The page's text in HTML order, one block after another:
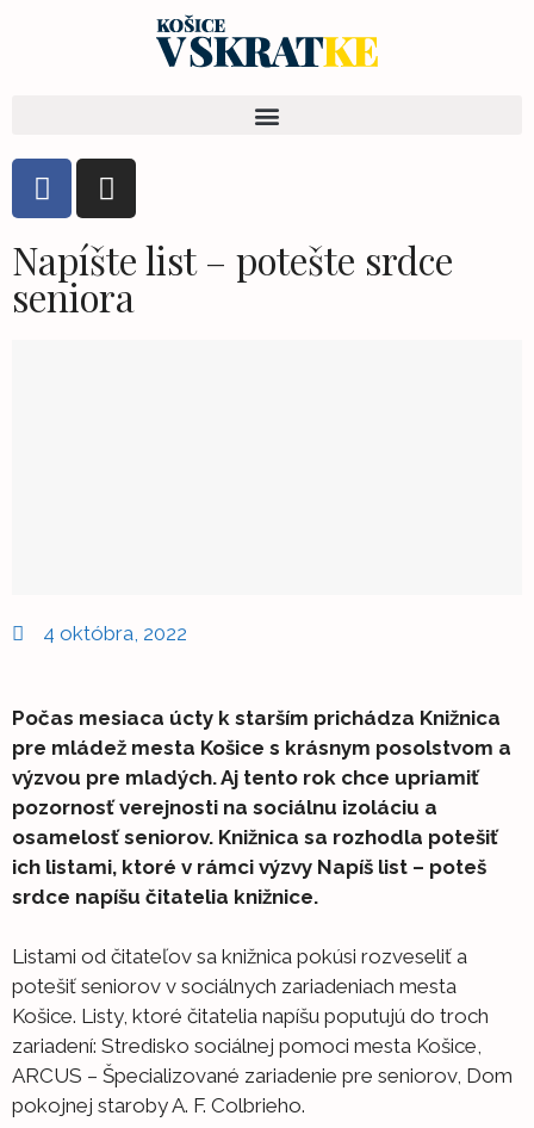
Napíšte list – potešte srdce
seniora
4 októbra, 2022
Počas mesiaca úcty k starším prichádza Knižnica
pre mládež mesta Košice s krásnym posolstvom a
výzvou pre mladých. Aj tento rok chce upriamiť
pozornosť verejnosti na sociálnu izoláciu a
osamelosť seniorov. Knižnica sa rozhodla potešiť
ich listami, ktoré v rámci výzvy Napíš list – poteš
srdce napíšu čitatelia knižnice.
Listami od čitateľov sa knižnica pokúsi rozveseliť a
potešiť seniorov v sociálnych zariadeniach mesta
Košice. Listy, ktoré čitatelia napíšu poputujú do troch
zariadení: Stredisko sociálnej pomoci mesta Košice,
ARCUS – Špecializované zariadenie pre seniorov, Dom
pokojnej staroby A. F. Colbrieho.